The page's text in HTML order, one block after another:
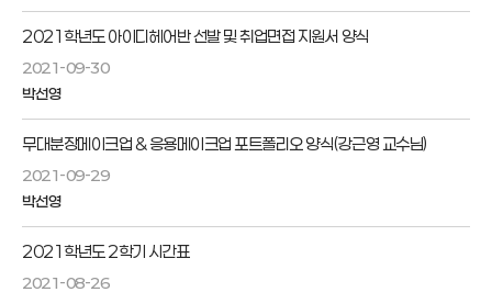
2021학년도 아이디헤어반 선발 및 취업면접 지원서 양식
2021-09-30
박선영
무대분장메이크업 & 응용메이크업 포트폴리오 양식(강근영 교수님)
2021-09-29
박선영
2021학년도 2학기 시간표
2021-08-26